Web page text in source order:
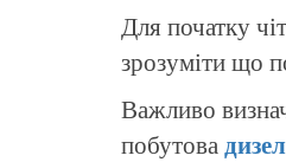
Для початку
зрозуміти що
Важливо
побутова